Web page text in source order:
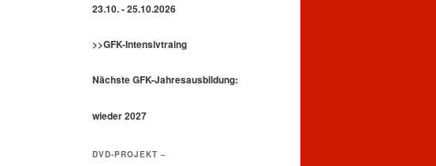
23.10. - 25.10.2026
>>GFK-Intensivtraing
Nächste GFK-Jahresausbildung:
wieder 2027
DVD-PROJEKT –